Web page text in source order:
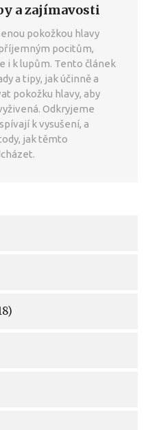
a zajímavosti
pokožkou hlavy
pocitům,
i k lupům. Tento článek
a tipy, jak účinně a
pokožku hlavy, aby
Odkryjeme
k vysušení, a
jak těmto